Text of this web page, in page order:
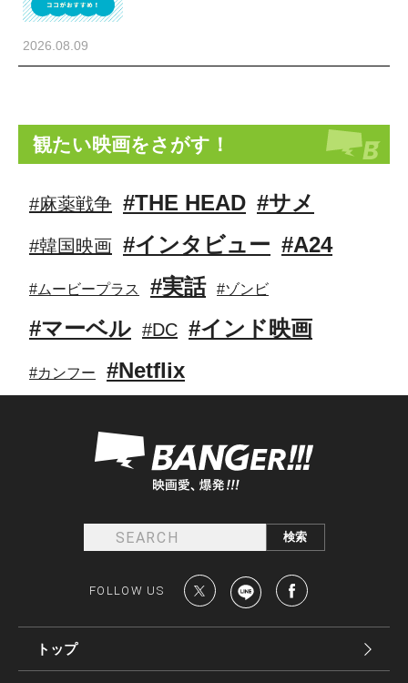
2026.08.09
観たい映画をさがす！
#麻薬戦争 #THE HEAD #サメ
#韓国映画 #インタビュー #A24
#ムービープラス #実話 #ゾンビ
#マーベル #DC #インド映画
#カンフー #Netflix
FOLLOW US
トップ